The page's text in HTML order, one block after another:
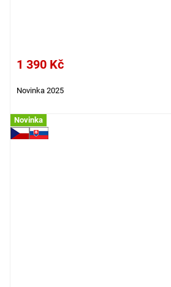
1 390 Kč
Novinka 2025
Novinka